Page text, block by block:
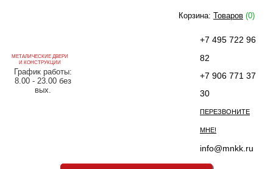
МЕТАЛИЧЕСКИЕ ДВЕРИ
И КОНСТРУКЦИИ
График работы:
8.00 - 23.00 без
вых.
+7 495 722 96
82
+7 906 771 37
30
ПЕРЕЗВОНИТЕ
МНЕ!
info@mnkk.ru
Корзина: Товаров (0)